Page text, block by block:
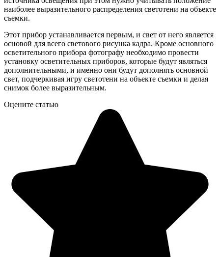
наиболее выразительного распределения светотени на объекте
съемки.
Этот прибор устанавливается первым, и свет от него является
основой для всего светового рисунка кадра. Кроме основного
осветительного прибора фотографу необходимо провести
установку осветительных приборов, которые будут являться
дополнительными, и именно они будут дополнять основной
свет, подчеркивая игру светотени на объекте съемки и делая
снимок более выразительным.
Оцените статью